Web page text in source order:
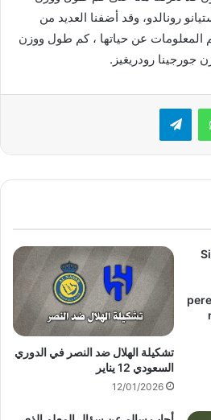
رونالدو، وقد أضفنا العديد من
المعلومات عن حياتها ، كم طول ووزن
جورجينا رودريغيز.
واتساب تيلقرام
تشكيلة الهلال ضد النصر في الدوري
السعودي 12 يناير
12/01/2026